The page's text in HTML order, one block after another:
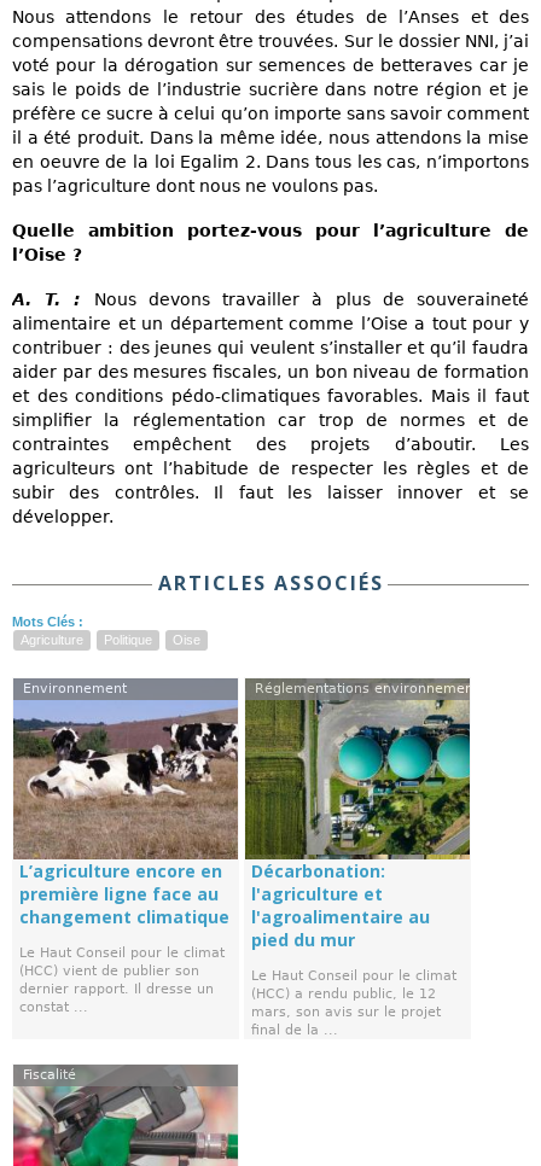
Nous attendons le retour des études de l’Anses et des
compensations devront être trouvées. Sur le dossier NNI, j’ai
voté pour la dérogation sur semences de betteraves car je
sais le poids de l’industrie sucrière dans notre région et je
préfère ce sucre à celui qu’on importe sans savoir comment
il a été produit. Dans la même idée, nous attendons la mise
en oeuvre de la loi Egalim 2. Dans tous les cas, n’importons
pas l’agriculture dont nous ne voulons pas.
Quelle ambition portez-vous pour l’agriculture de
l’Oise ?
A. T. : Nous devons travailler à plus de souveraineté
alimentaire et un département comme l’Oise a tout pour y
contribuer : des jeunes qui veulent s’installer et qu’il faudra
aider par des mesures fiscales, un bon niveau de formation
et des conditions pédo-climatiques favorables. Mais il faut
simplifier la réglementation car trop de normes et de
contraintes empêchent des projets d’aboutir. Les
agriculteurs ont l’habitude de respecter les règles et de
subir des contrôles. Il faut les laisser innover et se
développer.
ARTICLES ASSOCIÉS
Mots Clés :
Agriculture
Politique Oise
Environnement
L’agriculture encore en
première ligne face au
changement climatique
Le Haut Conseil pour le climat
(HCC) vient de publier son
dernier rapport. Il dresse un
constat ...
Réglementations environnementales
Décarbonation:
l'agriculture et
l'agroalimentaire au
pied du mur
Le Haut Conseil pour le climat
(HCC) a rendu public, le 12
mars, son avis sur le projet
final de la ...
Fiscalité